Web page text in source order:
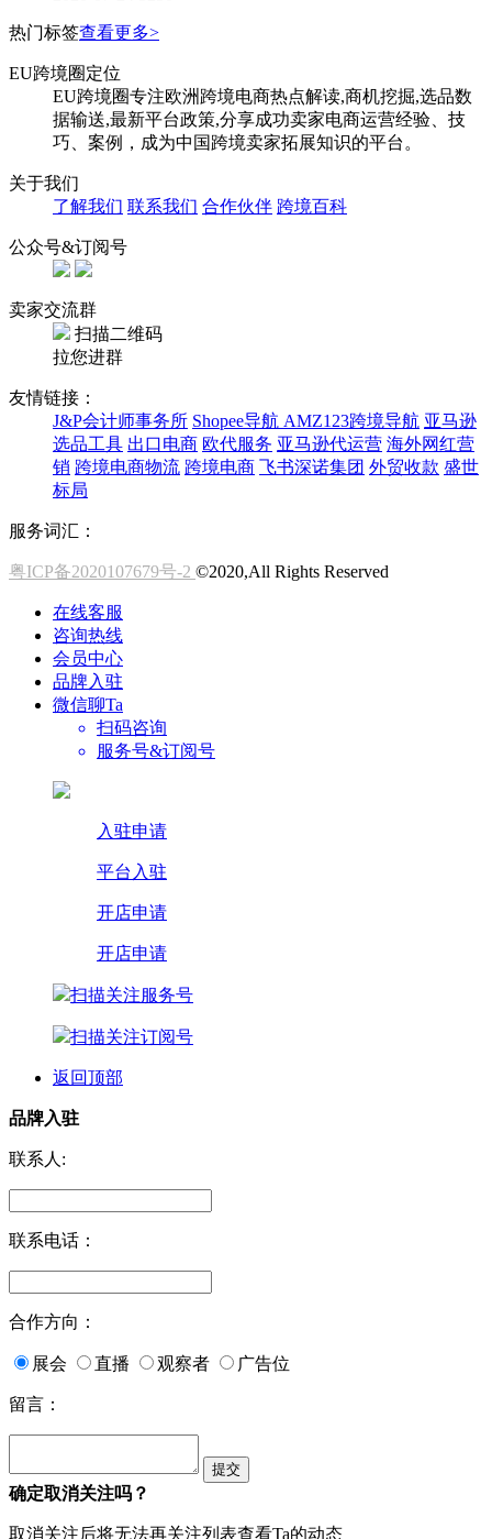
热门标签查看更多>
EU跨境圈定位
EU跨境圈专注欧洲跨境电商热点解读,商机挖掘,选品数
据输送,最新平台政策,分享成功卖家电商运营经验、技
巧、案例，成为中国跨境卖家拓展知识的平台。
关于我们
了解我们 联系我们 合作伙伴 跨境百科
公众号&订阅号
卖家交流群
扫描二维码
拉您进群
友情链接：
J&P会计师事务所 Shopee导航 AMZ123跨境导航 亚马逊
选品工具 出口电商 欧代服务 亚马逊代运营 海外网红营
销 跨境电商物流 跨境电商 飞书深诺集团 外贸收款 盛世
标局
服务词汇：
粤ICP备2020107679号-2 ©2020,All Rights Reserved
在线客服
咨询热线
会员中心
品牌入驻
微信聊Ta
扫码咨询
服务号&订阅号
入驻申请
平台入驻
开店申请
开店申请
扫描关注服务号
扫描关注订阅号
返回顶部
品牌入驻
联系人:
联系电话：
合作方向：
展会 直播 观察者 广告位
留言：
确定取消关注吗？
取消关注后将无法再关注列表查看Ta的动态